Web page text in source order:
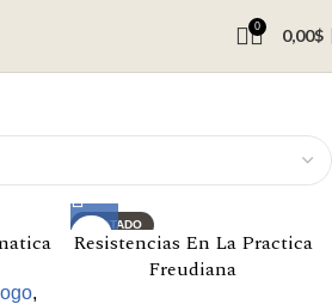
0 0,00$
,
AGOTADO
Resistencias En La Practica
Freudiana